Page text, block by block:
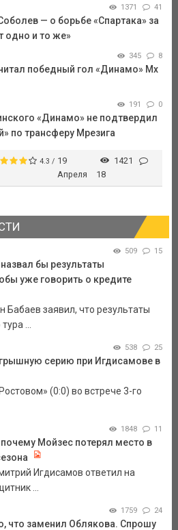
1371 41
— о борьбе «Спартака» за
одно и то же»
345 8
победный гол «Динамо» Мх
191 0
«Динамо» не подтвердил
по трансферу Мрезига
4.3 / 19
Апреля
1421
18
509 15
бы результаты
уже говорить о кредите
Бабаев заявил, что результаты
...
538 25
серию при Игдисамове в
(0:0) во встрече 3-го
1848 11
Мойзес потерял место в
Игдисамов ответил на
...
1759 24
что заменил Облякова. Спрошу